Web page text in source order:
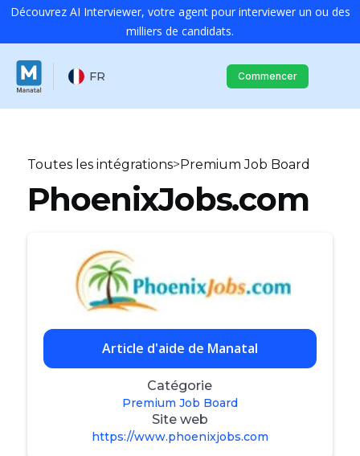
Découvrez AI Interviewer, votre agent pour interviewer un ou des
milliers de candidats.
FR Commencer
Toutes les intégrations>Premium Job Board
PhoenixJobs.com
Article d'aide de Manatal
Catégorie
Premium Job Board
Site web
https://www.phoenixjobs.com